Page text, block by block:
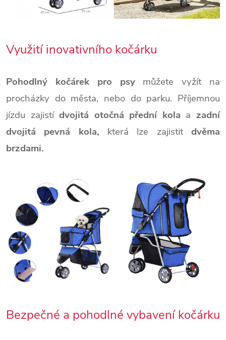
Využití inovativního kočárku
Pohodlný kočárek pro psymůžete vyžít na
procházky do města, nebo do parku. Příjemnou
jízdu zajistídvojitá otočná přední kola a zadní
dvojitá pevná kola, která lze zajistitdvěma
brzdami.
Bezpečné a pohodlné vybavení kočárku